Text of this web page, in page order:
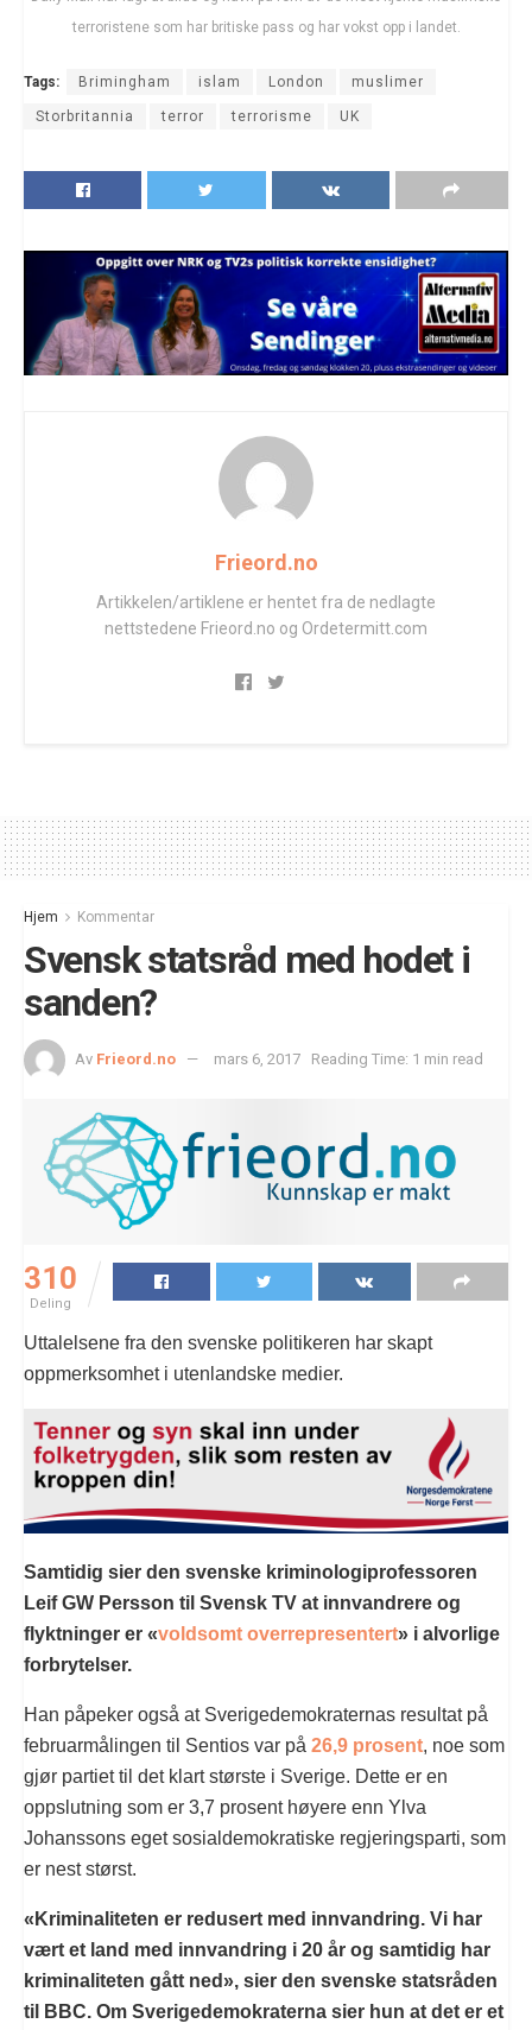
terroristene som har britiske pass og har vokst opp i landet.
Tags: Brimingham islam London muslimer
Storbritannia terror terrorisme UK
Frieord.no
Artikkelen/artiklene er hentet fra de nedlagte
nettstedene Frieord.no og Ordetermitt.com
Hjem Kommentar
Svensk statsråd med hodet i
sanden?
Av Frieord.no mars 6, 2017 Reading Time: 1 min read
310
Deling
Uttalelsene fra den svenske politikeren har skapt
oppmerksomhet i utenlandske medier.
Samtidig sier den svenske kriminologiprofessoren
Leif GW Persson til Svensk TV at innvandrere og
flyktninger er «voldsomt overrepresentert» i alvorlige
forbrytelser.
Han påpeker også at Sverigedemokraternas resultat på
februarmålingen til Sentios var på 26,9 prosent, noe som
gjør partiet til det klart største i Sverige. Dette er en
oppslutning som er 3,7 prosent høyere enn Ylva
Johanssons eget sosialdemokratiske regjeringsparti, som
er nest størst.
«Kriminaliteten er redusert med innvandring. Vi har
vært et land med innvandring i 20 år og samtidig har
kriminaliteten gått ned», sier den svenske statsråden
til BBC. Om Sverigedemokraterna sier hun at det er et